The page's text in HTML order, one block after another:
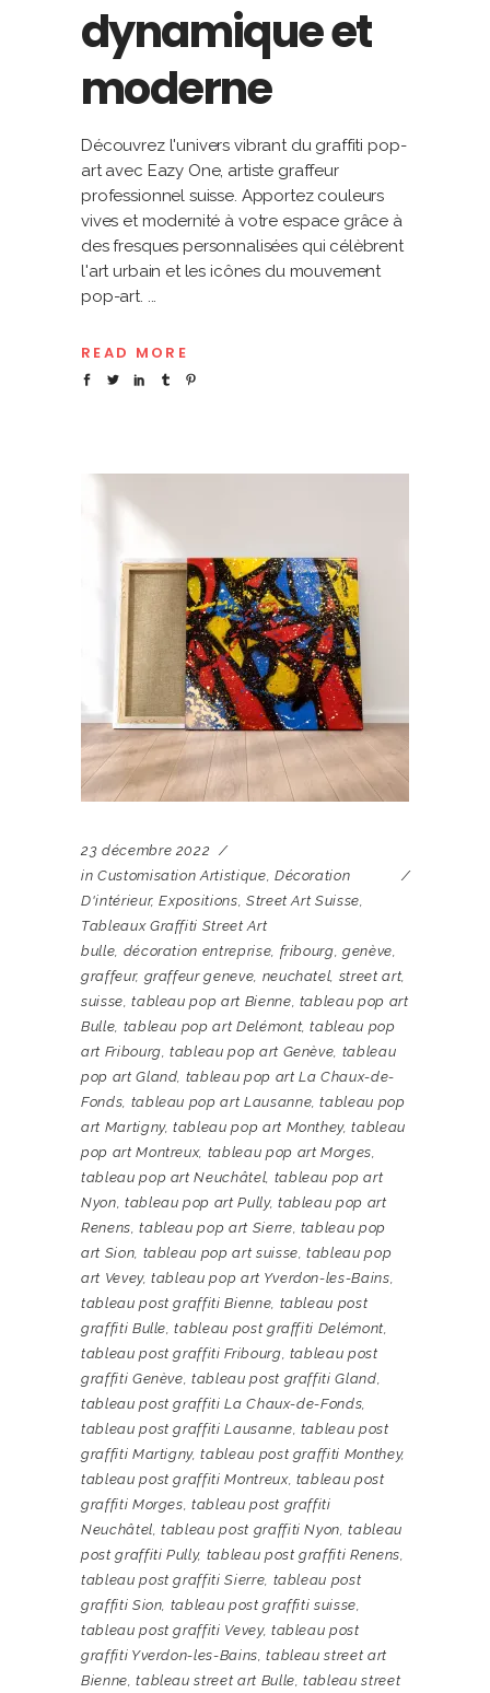
dynamique et
moderne
Découvrez l'univers vibrant du graffiti pop-
art avec Eazy One, artiste graffeur
professionnel suisse. Apportez couleurs
vives et modernité à votre espace grâce à
des fresques personnalisées qui célèbrent
l'art urbain et les icônes du mouvement
pop-art.
READ MORE
23 décembre 2022
in Customisation Artistique, Décoration
D'intérieur,Expositions, Street Art Suisse,
Tableaux Graffiti Street Art
bulle, décoration entreprise, fribourg,genève,
graffeur, graffeur geneve, neuchatel, street art,
suisse,tableau pop art Bienne, tableau pop art
Bulle, tableau pop art Delémont,tableau pop
art Fribourg,tableau pop art Genève, tableau
pop art Gland, tableau pop art La Chaux-de-
Fonds, tableau pop art Lausanne,tableau pop
art Martigny,tableau pop art Monthey,tableau
pop art Montreux, tableau pop art Morges,
tableau pop art Neuchâtel, tableau pop art
Nyon, tableau pop art Pully, tableau pop art
Renens,tableau pop art Sierre, tableau pop
art Sion, tableau pop art suisse,tableau pop
art Vevey,tableau pop art Yverdon-les-Bains,
tableau post graffiti Bienne, tableau post
graffiti Bulle,tableau post graffiti Delémont,
tableau post graffiti Fribourg, tableau post
graffiti Genève,tableau post graffiti Gland,
tableau post graffiti La Chaux-de-Fonds,
tableau post graffiti Lausanne, tableau post
graffiti Martigny,tableau post graffiti Monthey,
tableau post graffiti Montreux, tableau post
graffiti Morges,tableau post graffiti
Neuchâtel,tableau post graffiti Nyon,tableau
post graffiti Pully, tableau post graffiti Renens,
tableau post graffiti Sierre, tableau post
graffiti Sion, tableau post graffiti suisse,
tableau post graffiti Vevey, tableau post
graffiti Yverdon-les-Bains,tableau street art
Bienne,tableau street art Bulle,tableau street